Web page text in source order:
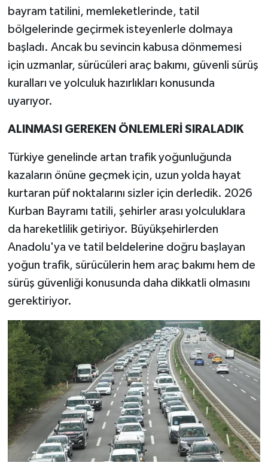
bayram tatilini, memleketlerinde, tatil
bölgelerinde geçirmek isteyenlerle dolmaya
başladı. Ancak bu sevincin kabusa dönmemesi
için uzmanlar, sürücüleri araç bakımı, güvenli sürüş
kuralları ve yolculuk hazırlıkları konusunda
uyarıyor.
ALINMASI GEREKEN ÖNLEMLERİ SIRALADIK
Türkiye genelinde artan trafik yoğunluğunda
kazaların önüne geçmek için, uzun yolda hayat
kurtaran püf noktalarını sizler için derledik. 2026
Kurban Bayramı tatili, şehirler arası yolculuklara
da hareketlilik getiriyor. Büyükşehirlerden
Anadolu'ya ve tatil beldelerine doğru başlayan
yoğun trafik, sürücülerin hem araç bakımı hem de
sürüş güvenliği konusunda daha dikkatli olmasını
gerektiriyor.